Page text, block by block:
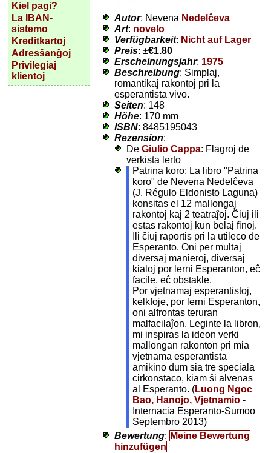
Kiel pagi?
La IBAN-
sistemo
Kreditkartoj
Adresŝanĝoj
Privilegiaj
klientoj
Autor: Nevena Nedelĉeva
Art: novelo
Verfügbarkeit: Nicht auf Lager
Preis: ±€1.80
Erscheinungsjahr: 1975
Beschreibung: Simplaj,
romantikaj rakontoj pri la
esperantista vivo.
Seiten: 148
Höhe: 170 mm
ISBN: 8485195043
Rezension:
De Giulio Cappa: Flagroj de
verkista lerto
Patrina koro: La libro "Patrina
koro" de Nevena Nedelĉeva
(J. Régulo Eldonisto Laguna)
konsitas el 12 mallongaj
rakontoj kaj 2 teatraĵoj. Ĉiuj ili
estas rakontoj kun belaj finoj.
Ili ĉiuj raportis pri la utileco de
Esperanto. Oni per multaj
diversaj manieroj, diversaj
kialoj por lerni Esperanton, eĉ
facile, eĉ obstakle.
Por vjetnamaj esperantistoj,
kelkfoje, por lerni Esperanton,
oni alfrontas teruran
malfacilaĵon. Leginte la libron,
mi inspiras la ideon verki
mallongan rakonton pri mia
vjetnama esperantista
amikino dum sia tre speciala
cirkonstaco, kiam ŝi alvenas
al Esperanto. (Luong Ngoc
Bao, Hanojo, Vjetnamio-
Internacia Esperanto-Sumoo
Septembro 2013)
Bewertung: Meine Bewertung
hinzufügen